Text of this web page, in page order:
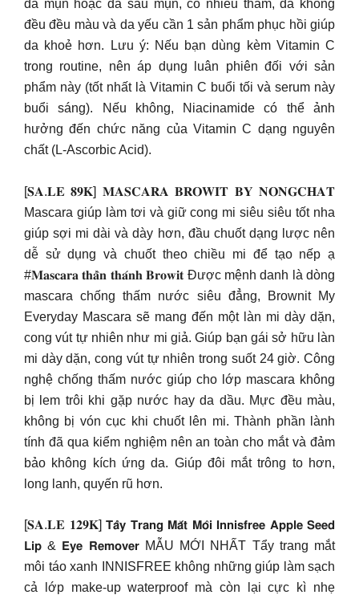
da mụn hoặc da sau mụn, có nhiều thâm, da không
đều đều màu và da yếu cần 1 sản phẩm phục hồi giúp
da khoẻ hơn. Lưu ý: Nếu bạn dùng kèm Vitamin C
trong routine, nên áp dụng luân phiên đối với sản
phẩm này (tốt nhất là Vitamin C buổi tối và serum này
buổi sáng). Nếu không, Niacinamide có thể ảnh
hưởng đến chức năng của Vitamin C dạng nguyên
chất (L-Ascorbic Acid).
[𝐒𝐀.𝐋𝐄 𝟖𝟗𝐊] 𝐌𝐀𝐒𝐂𝐀𝐑𝐀 𝐁𝐑𝐎𝐖𝐈𝐓 𝐁𝐘 𝐍𝐎𝐍𝐆𝐂𝐇𝐀𝐓
Mascara giúp làm tơi và giữ cong mi siêu siêu tốt nha
giúp sợi mi dài và dày hơn, đầu chuốt dạng lược nên
dễ sử dụng và chuốt theo chiều mi để tạo nếp ạ
#𝐌𝐚𝐬𝐜𝐚𝐫𝐚 𝐭𝐡𝐚̂̀𝐧 𝐭𝐡𝐚́𝐧𝐡 𝐁𝐫𝐨𝐰𝐢𝐭 Được mệnh danh là dòng
mascara chống thấm nước siêu đẳng, Brownit My
Everyday Mascara sẽ mang đến một làn mi dày dặn,
cong vút tự nhiên như mi giả. Giúp bạn gái sở hữu làn
mi dày dặn, cong vút tự nhiên trong suốt 24 giờ. Công
nghệ chống thấm nước giúp cho lớp mascara không
bị lem trôi khi gặp nước hay da dầu. Mực đều màu,
không bị vón cục khi chuốt lên mi. Thành phần lành
tính đã qua kiểm nghiệm nên an toàn cho mắt và đảm
bảo không kích ứng da. Giúp đôi mắt trông to hơn,
long lanh, quyến rũ hơn.
[𝐒𝐀.𝐋𝐄 𝟏𝟐𝟗𝐊] 𝗧𝗮̂̉𝘆 𝗧𝗿𝗮𝗻𝗴 𝗠𝗮̆́𝘁 𝗠𝗼̂𝗶 𝗜𝗻𝗻𝗶𝘀𝗳𝗿𝗲𝗲 𝗔𝗽𝗽𝗹𝗲 𝗦𝗲𝗲𝗱
𝗟𝗶𝗽 & 𝗘𝘆𝗲 𝗥𝗲𝗺𝗼𝘃𝗲𝗿 MẪU MỚI NHẤT Tẩy trang mắt
môi táo xanh INNISFREE không những giúp làm sạch
cả lớp make-up waterproof mà còn lại cực kì nhẹ